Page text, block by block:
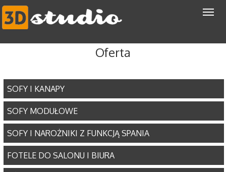
Oferta
SOFY I KANAPY
SOFY MODUŁOWE
SOFY I NAROŻNIKI Z FUNKCJĄ SPANIA
FOTELE DO SALONU I BIURA